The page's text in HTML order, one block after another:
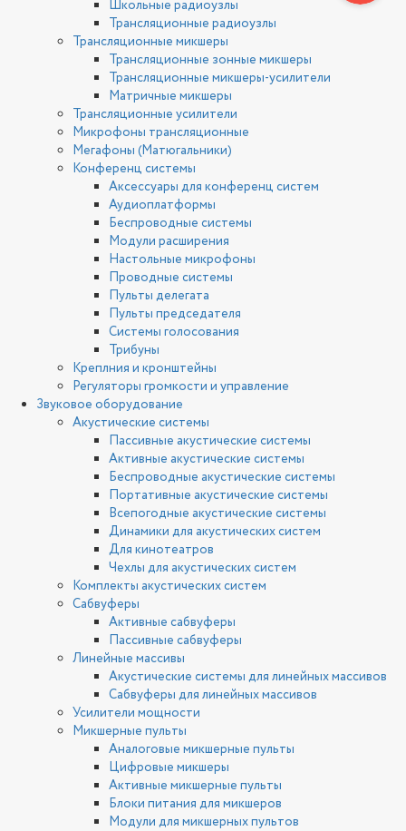
Школьные радиоузлы
Трансляционные радиоузлы
Трансляционные микшеры
Трансляционные зонные микшеры
Трансляционные микшеры-усилители
Матричные микшеры
Трансляционные усилители
Микрофоны трансляционные
Мегафоны (Матюгальники)
Конференц системы
Аксессуары для конференц систем
Аудиоплатформы
Беспроводные системы
Модули расширения
Настольные микрофоны
Проводные системы
Пульты делегата
Пульты председателя
Системы голосования
Трибуны
Креплния и кронштейны
Регуляторы громкости и управление
Звуковое оборудование
Акустические системы
Пассивные акустические системы
Активные акустические системы
Беспроводные акустические системы
Портативные акустические системы
Всепогодные акустические системы
Динамики для акустических систем
Для кинотеатров
Чехлы для акустических систем
Комплекты акустических систем
Сабвуферы
Активные сабвуферы
Пассивные сабвуферы
Линейные массивы
Акустические системы для линейных массивов
Сабвуферы для линейных массивов
Усилители мощности
Микшерные пульты
Аналоговые микшерные пульты
Цифровые микшеры
Активные микшерные пульты
Блоки питания для микшеров
Модули для микшерных пультов